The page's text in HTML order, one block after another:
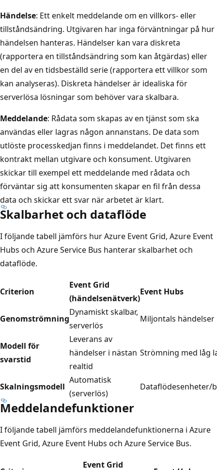
Händelse: Ett enkelt meddelande om en villkors- eller
tillståndsändring. Utgivaren har inga förväntningar på hur
händelsen hanteras. Händelser kan vara diskreta
(rapportera en tillståndsändring som kan åtgärdas) eller
en del av en tidsbeställd serie (rapportera ett villkor som
kan analyseras). Diskreta händelser är idealiska för
serverlösa lösningar som behöver vara skalbara.
Meddelande: Rådata som skapas av en tjänst som ska
användas eller lagras någon annanstans. De data som
utlöste processkedjan finns i meddelandet. Det finns ett
kontrakt mellan utgivare och konsument. Utgivaren
skickar till exempel ett meddelande med rådata och
förväntar sig att konsumenten skapar en fil från dessa
data och skickar ett svar när arbetet är klart.
Skalbarhet och dataflöde
I följande tabell jämförs hur Azure Event Grid, Azure Event
Hubs och Azure Service Bus hanterar skalbarhet och
dataflöde.
Criterion
Event Grid
(händelsenätverk)
Event Hubs
Genomströmning
Dynamiskt skalbar,
serverlös
Miljontals
Modell för
svarstid
Leverans av
händelser i nästan
realtid
Strömning med låg
Skalningsmodell
Automatisk
(serverlös)
Dataflödesenheter/
Meddelandefunktioner
I följande tabell jämförs meddelandefunktionerna i Azure
Event Grid, Azure Event Hubs och Azure Service Bus.
Event Grid